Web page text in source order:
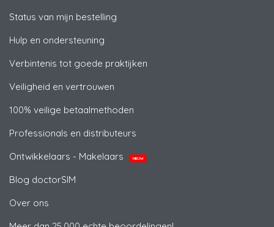
Status van mijn bestelling
Hulp en ondersteuning
Verbintenis tot goede praktijken
Veiligheid en vertrouwen
100% veilige betaalmethoden
Professionals en distributeurs
Ontwikkelaars - Makelaars
NIEUW
Blog doctorSIM
Over ons